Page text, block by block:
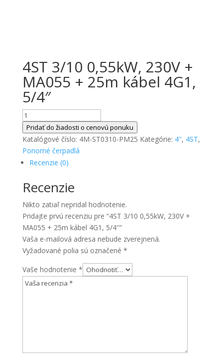
4ST 3/10 0,55kW, 230V +
MA055 + 25m kábel 4G1,
5/4″
množstvo
4ST
3/10
0,55kW,
230V
MA055
+
25m
kábel
4G1,
5/4"
Pridať do žiadosti o cenovú ponuku
Katalógové číslo: 4M-ST0310-PM25 Kategórie: 4'', 4ST,
Ponorné čerpadlá
Recenzie (0)
Recenzie
Nikto zatiaľ nepridal hodnotenie.
Pridajte prvú recenziu pre “4ST 3/10 0,55kW, 230V +
MA055 + 25m kábel 4G1, 5/4″”
Vaša e-mailová adresa nebude zverejnená.
Vyžadované polia sú označené *
Vaše hodnotenie *